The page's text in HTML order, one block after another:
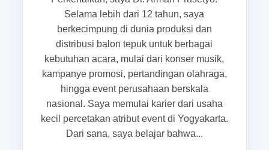
Masalah yang sering muncul ketika
massa sulit fokus dalam waktu singkat
Ketika sebuah acara dimulai, perhatian audiens
biasanya belum sepenuhnya terkumpul. Ada
yang masih berbicara, ada yang sibuk melihat
sekitar, dan ada pula yang belum memahami
momen utama yang sedang berlangsung. Kondisi
ini membuat penyelenggara sering menghadapi
Selama lebih dari 12 tahun, saya
berkecimpung di dunia produksi dan
distribusi balon tepuk untuk berbagai
kebutuhan acara, mulai dari konser musik,
kampanye promosi, pertandingan olahraga,
hingga event perusahaan berskala
nasional. Saya memulai karier dari usaha
kecil percetakan atribut event di Yogyakarta.
Dari sana, saya belajar bahwa...